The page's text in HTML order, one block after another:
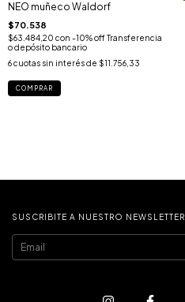
NEO muñeco Waldorf
$70.538
$63.484,20 con -10% off Transferencia
o depósito bancario
6cuotas sin interés de $11.756,33
COMPRAR
SUSCRIBITE A NUESTRO NEWSLETTER